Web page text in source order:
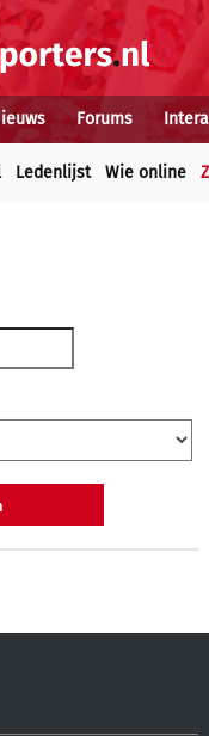
Forums
Ledenlijst Wie online